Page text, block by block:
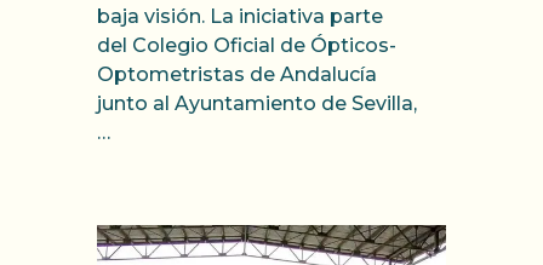
baja visión. La iniciativa parte
del Colegio Oficial de Ópticos-
Optometristas de Andalucía
junto al Ayuntamiento de Sevilla,
…